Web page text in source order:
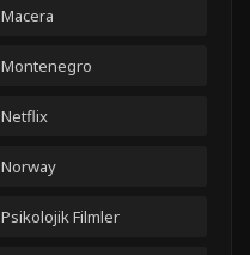
Macera
Montenegro
Netflix
Norway
Psikolojik Filmler